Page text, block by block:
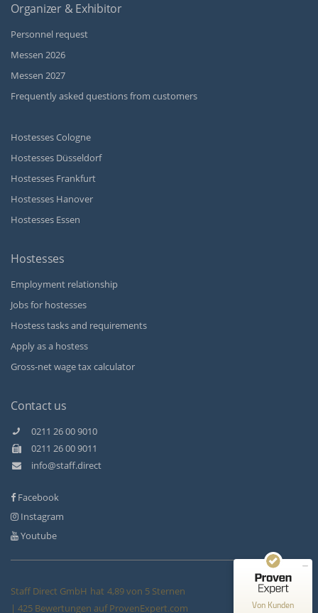
Organizer & Exhibitor
Personnel request
Messen 2026
Messen 2027
Frequently asked questions from customers
Hostesses Cologne
Hostesses Düsseldorf
Hostesses Frankfurt
Hostesses Hanover
Hostesses Essen
Hostesses
Employment relationship
Jobs for hostesses
Hostess tasks and requirements
Apply as a hostess
Gross-net wage tax calculator
Contact us
0211 26 00 9010
0211 26 00 9011
info@staff.direct
Facebook
Instagram
Youtube
Staff Direct GmbH hat 4,89von 5 Sternen
| 425 Bewertungen auf ProvenExpert.com
Von Kunden
146
Bewertungen auf
ProvenExpert.com
Bewertungen von 3
anderen Quellen